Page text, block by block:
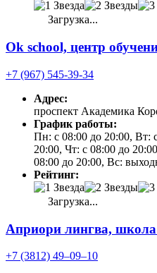
Загрузка...
Ok school, центр
+7 (967) 545-39-34
Адрес:
проспект Академика
График работы:
Пн: с 08:00 до 20:00, Вт:
20:00, Чт: с 08:00 до
08:00 до 20:00, Вс:
Рейтинг:
Загрузка...
Априори лингва,
+7 (3812) 49‒09‒10